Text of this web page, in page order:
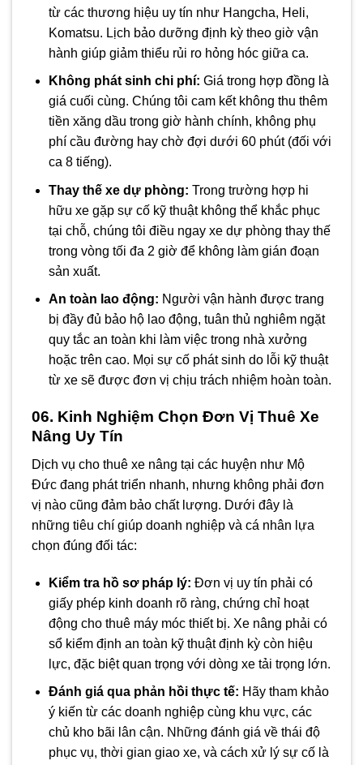
từ các thương hiệu uy tín như Hangcha, Heli,
Komatsu. Lịch bảo dưỡng định kỳ theo giờ vận
hành giúp giảm thiểu rủi ro hỏng hóc giữa ca.
Không phát sinh chi phí: Giá trong hợp đồng là
giá cuối cùng. Chúng tôi cam kết không thu thêm
tiền xăng dầu trong giờ hành chính, không phụ
phí cầu đường hay chờ đợi dưới 60 phút (đối với
ca 8 tiếng).
Thay thế xe dự phòng: Trong trường hợp hi
hữu xe gặp sự cố kỹ thuật không thể khắc phục
tại chỗ, chúng tôi điều ngay xe dự phòng thay thế
trong vòng tối đa 2 giờ để không làm gián đoạn
sản xuất.
An toàn lao động: Người vận hành được trang
bị đầy đủ bảo hộ lao động, tuân thủ nghiêm ngặt
quy tắc an toàn khi làm việc trong nhà xưởng
hoặc trên cao. Mọi sự cố phát sinh do lỗi kỹ thuật
từ xe sẽ được đơn vị chịu trách nhiệm hoàn toàn.
06. Kinh Nghiệm Chọn Đơn Vị Thuê Xe
Nâng Uy Tín
Dịch vụ cho thuê xe nâng tại các huyện như Mộ
Đức đang phát triển nhanh, nhưng không phải đơn
vị nào cũng đảm bảo chất lượng. Dưới đây là
những tiêu chí giúp doanh nghiệp và cá nhân lựa
chọn đúng đối tác:
Kiểm tra hồ sơ pháp lý: Đơn vị uy tín phải có
giấy phép kinh doanh rõ ràng, chứng chỉ hoạt
động cho thuê máy móc thiết bị. Xe nâng phải có
sổ kiểm định an toàn kỹ thuật định kỳ còn hiệu
lực, đặc biệt quan trọng với dòng xe tải trọng lớn.
Đánh giá qua phản hồi thực tế: Hãy tham khảo
ý kiến từ các doanh nghiệp cùng khu vực, các
chủ kho bãi lân cận. Những đánh giá về thái độ
phục vụ, thời gian giao xe, và cách xử lý sự cố là